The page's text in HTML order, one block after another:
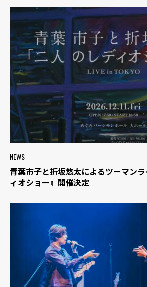
NEWS
青葉市子と折坂悠太によるツーマン
ィオショー』開催決定